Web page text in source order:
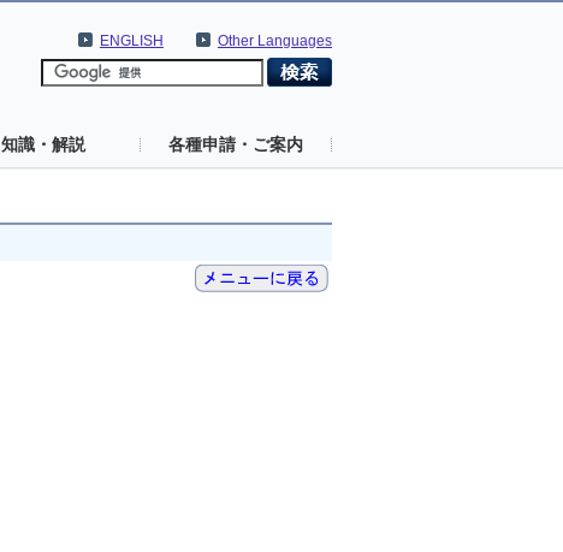
Other Languages
ENGLISH
知識・解説 各種申請・ご案内